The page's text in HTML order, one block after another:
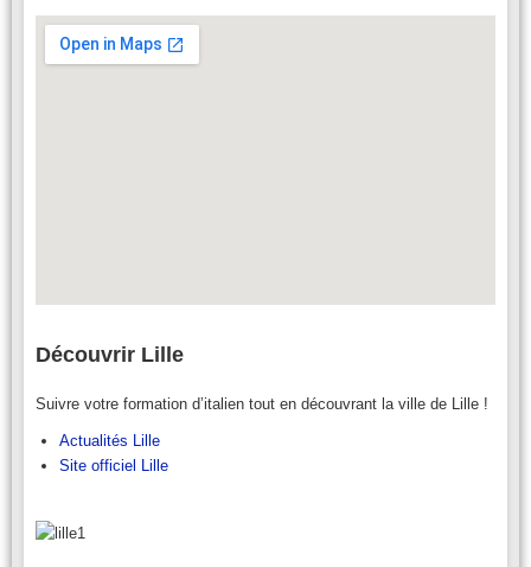
Découvrir Lille
Suivre votre formation d’italien tout en découvrant la ville de Lille !
Actualités Lille
Site officiel Lille